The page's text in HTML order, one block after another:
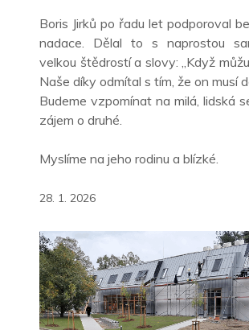
Boris Jirků po řadu let podporoval
nadace. Dělal to s naprostou
velkou štědrostí a slovy: „Když
Naše díky odmítal s tím, že on musí
Budeme vzpomínat na milá, lidská
zájem o druhé.
Myslíme na jeho rodinu a blízké.
28. 1. 2026